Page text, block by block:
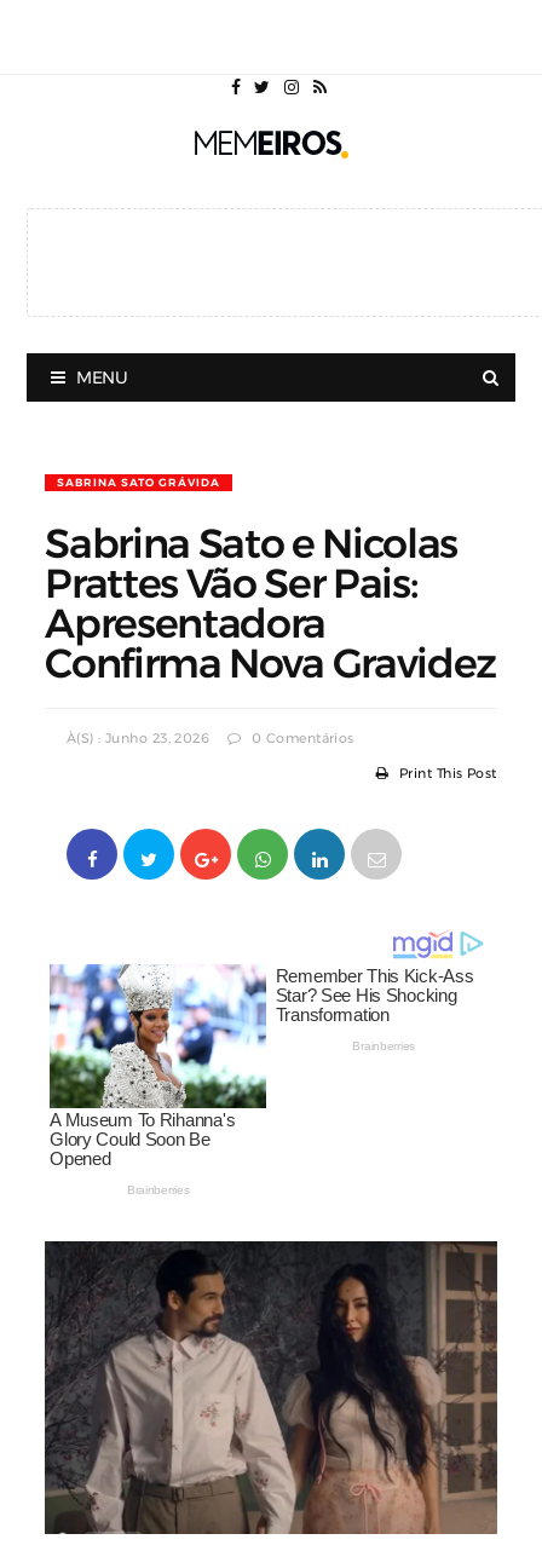
MENU
SABRINA SATO GRÁVIDA
Sabrina Sato e Nicolas
Prattes Vão Ser Pais:
Apresentadora
Confirma Nova Gravidez
À(s) : Junho 23, 2026 0 Comentários
Print This Post